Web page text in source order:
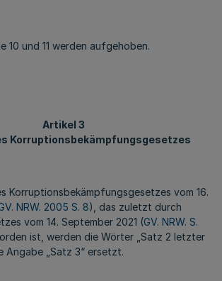
10 und 11 werden aufgehoben.
Artikel 3
Korruptionsbekämpfungsgesetzes
Korruptionsbekämpfungsgesetzes vom 16.
NRW. 2005 S. 8), das zuletzt durch
vom 14. September 2021 (GV. NRW. S.
ist, werden die Wörter „Satz 2 letzter
Angabe „Satz 3“ ersetzt.